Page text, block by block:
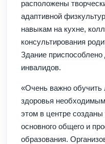
расположены
адаптивной
навыкам на кухне,
консультирования
Здание
инвалидов.
«Очень важно
здоровья
этом в центре
основного общего и
образования.